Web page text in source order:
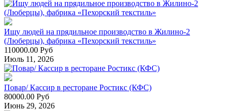
Ищу людей на прядильное производство в Жилино-2
(Люберцы), фабрика «Пехорский текстиль»
110000.00 Руб
Июль 11, 2026
Повар/ Кассир в ресторане Ростикс (КФС)
80000.00 Руб
Июнь 29, 2026